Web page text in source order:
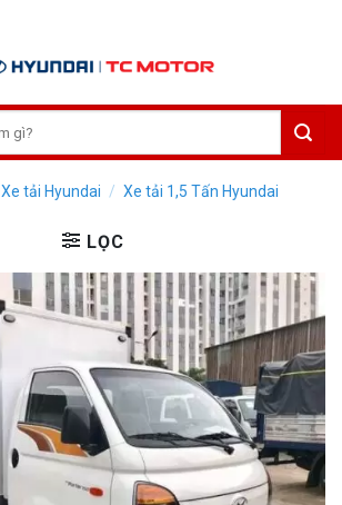
Xe tải Hyundai / Xe tải 1,5 Tấn Hyundai
LỌC